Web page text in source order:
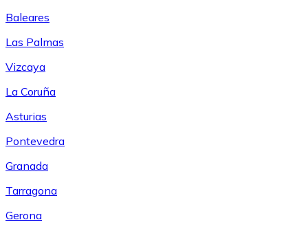
Baleares
Las Palmas
Vizcaya
La Coruña
Asturias
Pontevedra
Granada
Tarragona
Gerona